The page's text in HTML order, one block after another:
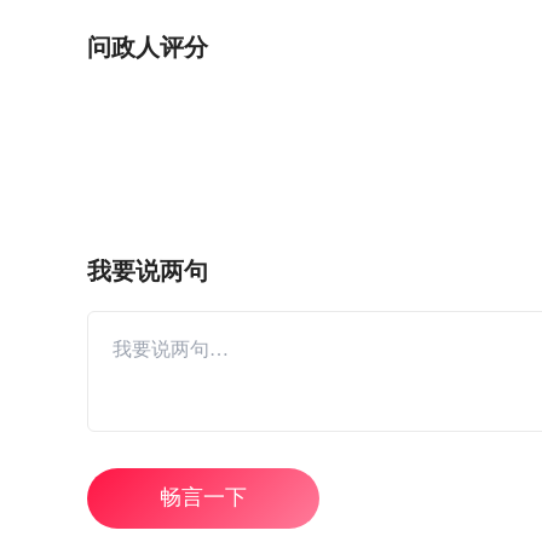
问政人评分
我要说两句
畅言一下